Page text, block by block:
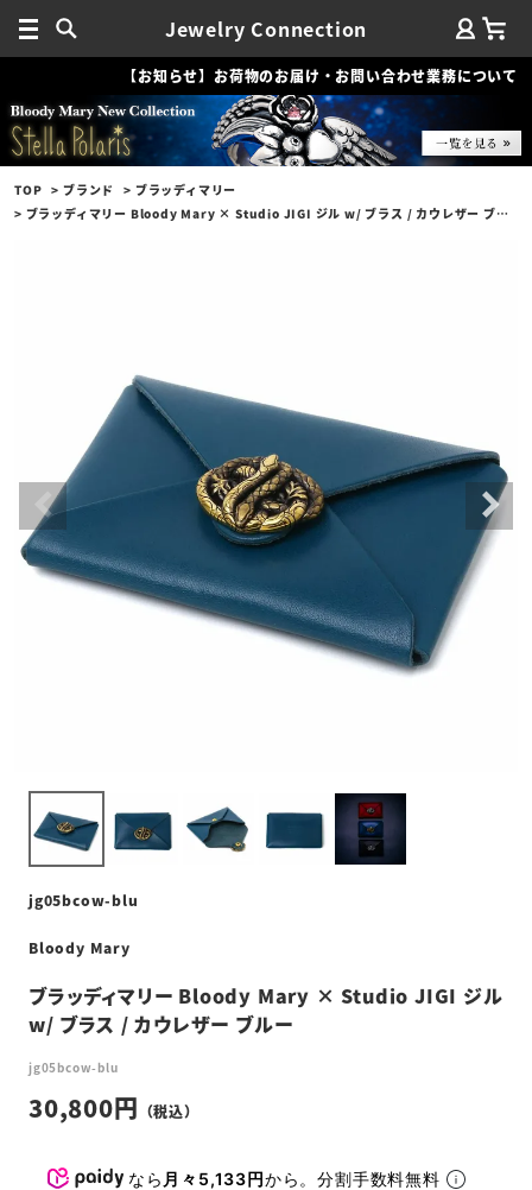
Jewelry Connection
【お知らせ】お荷物のお届け・お問い合わせ業務について
TOP ブランド
ブラッディマリー
ブラッディマリー Bloody Mary × Studio JIGI ジル w/ ブラス / カウレザー ブルー
jg05bcow-blu
Bloody Mary
ブラッディマリー Bloody Mary × Studio JIGI ジル
w/ ブラス / カウレザー ブルー
jg05bcow-blu
30,800
なら 月々5,133円から。分割手数料無料